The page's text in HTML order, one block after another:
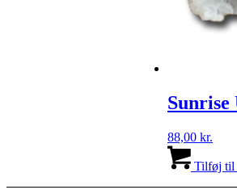
88,00 kr.
Tilføj til